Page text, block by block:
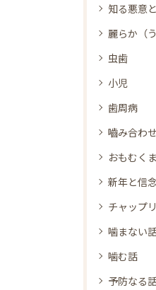
知る悪意
麗らか（
虫歯
小児
歯周病
嚙み合わせ
おもむく
新年と信念
チャップリ
噛まない
噛む話
予防なる